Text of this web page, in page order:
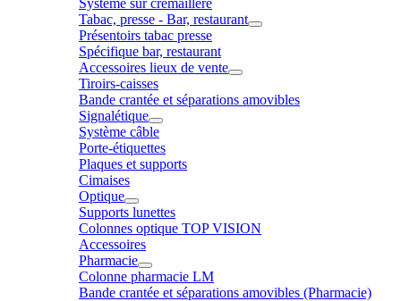
Système sur crémaillère
Tabac, presse - Bar, restaurant
Présentoirs tabac presse
Spécifique bar, restaurant
Accessoires lieux de vente
Tiroirs-caisses
Bande crantée et séparations amovibles
Signalétique
Système câble
Porte-étiquettes
Plaques et supports
Cimaises
Optique
Supports lunettes
Colonnes optique TOP VISION
Accessoires
Pharmacie
Colonne pharmacie LM
Bande crantée et séparations amovibles (Pharmacie)